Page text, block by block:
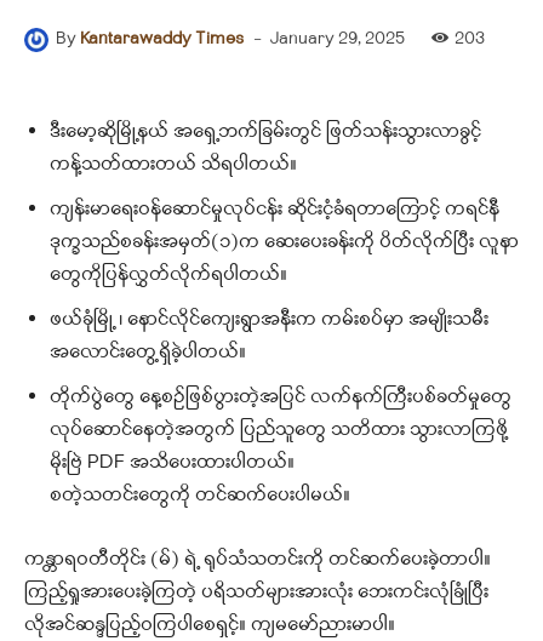
By Kantarawaddy Times - January 29, 2025 203
ဒီးမော့ဆိုမြို့နယ် အရှေ့ဘက်ခြမ်းတွင် ဖြတ်သန်းသွားလာခွင့်
ကန့်သတ်ထားတယ် သိရပါတယ်။
ကျန်းမာရေးဝန်ဆောင်မှုလုပ်ငန်း ဆိုင်းငံ့ခံရတာကြောင့် ကရင်နီ
ဒုက္ခသည်စခန်းအမှတ်(၁)က ဆေးပေးခန်းကို ပိတ်လိုက်ပြီး လူနာ
တွေကိုပြန်လွှတ်လိုက်ရပါတယ်။
ဖယ်ခုံမြို့ ၊ နောင်လိုင်ကျေးရွာအနီးက ကမ်းစပ်မှာ အမျိုးသမီး
အလောင်းတွေ့ရှိခဲ့ပါတယ်။
တိုက်ပွဲတွေ နေ့စဥ်ဖြစ်ပွားတဲ့အပြင် လက်နက်ကြီးပစ်ခတ်မှုတွေ
လုပ်ဆောင်နေတဲ့အတွက် ပြည်သူတွေ သတိထား သွားလာကြဖို့
မိုးဗြဲ PDF အသိပေးထားပါတယ်။
စတဲ့သတင်းတွေကို တင်ဆက်ပေးပါမယ်။
ကန္တာရဝတီတိုင်း (မ်) ရဲ့ ရုပ်သံသတင်းကို တင်ဆက်ပေးခဲ့တာပါ။
ကြည့်ရှုအားပေးခဲ့ကြတဲ့ ပရိသတ်များအားလုံး ဘေးကင်းလုံခြုံပြီး
လိုအင်ဆန္ဒပြည့်ဝကြပါစေရှင့်။ ကျမမော်ညားမာပါ။